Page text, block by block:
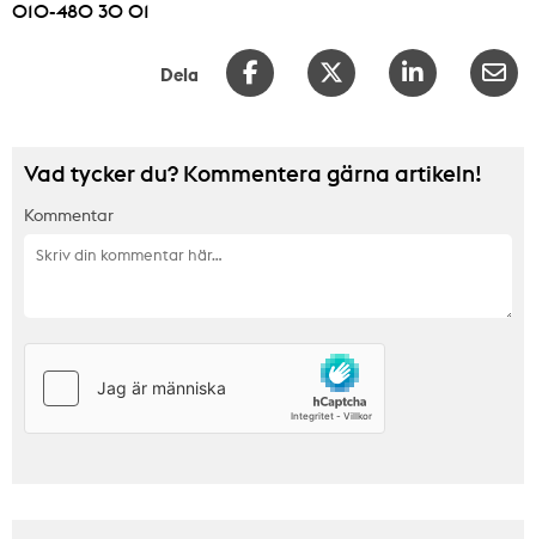
010-480 30 01
Dela
Vad tycker du? Kommentera gärna artikeln!
Kommentar